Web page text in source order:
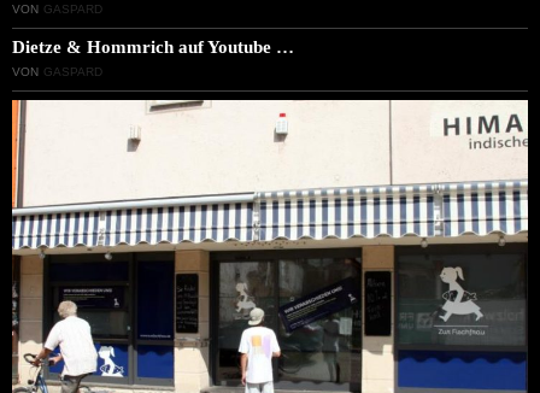
VON GASPARD
Dietze & Hommrich auf Youtube …
VON GASPARD